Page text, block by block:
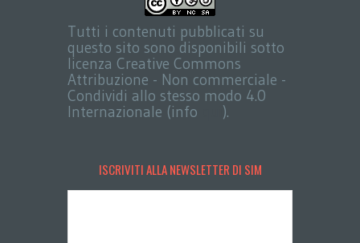
Tutti i contenuti pubblicati su
questo sito sono disponibili sotto
licenza Creative Commons
Attribuzione - Non commerciale -
Condividi allo stesso modo 4.0
Internazionale (info
).
ISCRIVITI ALLA NEWSLETTER DI SIM